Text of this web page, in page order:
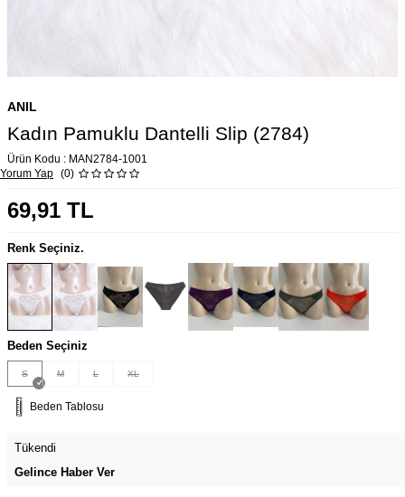
ANIL
Kadın Pamuklu Dantelli Slip (2784)
Ürün Kodu : MAN2784-1001
Yorum Yap (0)
69,91 TL
Renk Seçiniz.
Beden Seçiniz
S M L XL
Beden Tablosu
Tükendi
Gelince Haber Ver